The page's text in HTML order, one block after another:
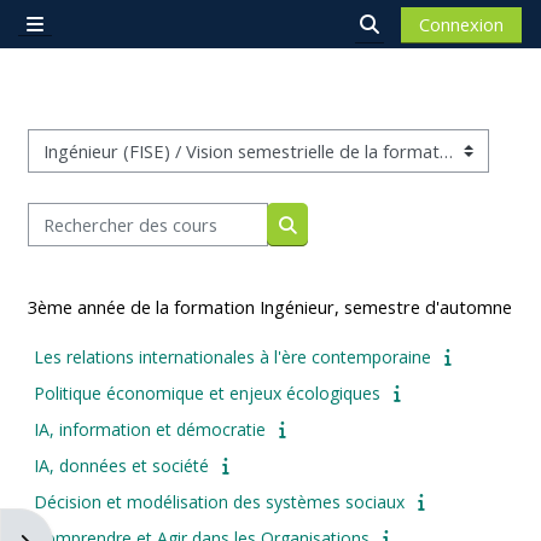
Passer au contenu principal
Panneau latéral
Activer/désactiver
Connexion
Catégories de cours
Rechercher des cours
Rechercher des cours
3ème année de la formation Ingénieur, semestre d'automne
Les relations internationales à l'ère contemporaine
Politique économique et enjeux écologiques
IA, information et démocratie
IA, données et société
Décision et modélisation des systèmes sociaux